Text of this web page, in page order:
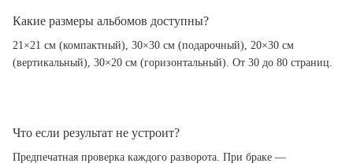
Какие размеры альбомов доступны?
21×21 см (компактный), 30×30 см (подарочный), 20×30 см
(вертикальный), 30×20 см (горизонтальный). От 30 до 80 страниц.
Что если результат не устроит?
Предпечатная проверка каждого разворота. При браке —